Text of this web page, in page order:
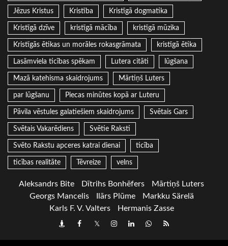
Jēzus Kristus Kristība Kristīgā dogmatika
Kristīgā dzīve kristīgā mācība kristīgā mūzika
Kristīgās ētikas un morāles rokasgrāmata kristīgā ētika
Lasāmviela ticības spēkam Lutera citāti lūgšana
Mazā katehisma skaidrojums Mārtiņš Luters
par lūgšanu Piecas minūtes kopā ar Luteru
Pāvila vēstules galatiešiem skaidrojums Svētais Gars
Svētais Vakarēdiens Svētie Raksti
Svēto Rakstu apceres katrai dienai ticība
ticības realitāte Tēvreize velns
Aleksandrs Bite Dītrihs Bonhēfers
Mārtiņš Luters
Georgs Mancelis
Ilārs Plūme
Markku Särelä
Karls F. V. Valters
Hermanis Zasse
DraugiemFacebook
TwitterInstagram
LinkedInwhatsapp
RSS